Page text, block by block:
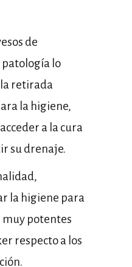
de
patología lo
retirada
la higiene,
a la cura
su drenaje.
la higiene para
muy potentes
respecto a los